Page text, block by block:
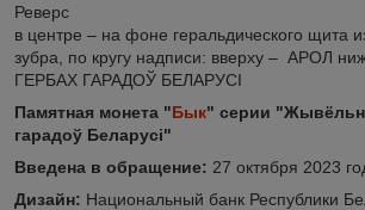
Реверс
в центре – на фоне геральдического щита
зубра, по кругу надписи: вверху – АРОЛ
ГЕРБАХ ГАРАДОЎ БЕЛАРУСІ
Памятная монета "Бык" серии
гарадоў Беларусі"
Введена в обращение: 27 октября 2023
Дизайн: Национальный банк Республики